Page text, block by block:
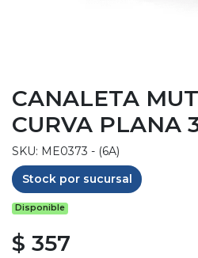
CANALETA
CURVA PLANA
SKU: ME0373 - (6A)
Stock por sucursal
Disponible
$ 357